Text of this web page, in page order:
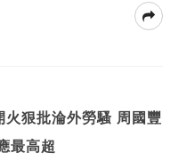
狠批淪外勞騷 周國豐
最高超